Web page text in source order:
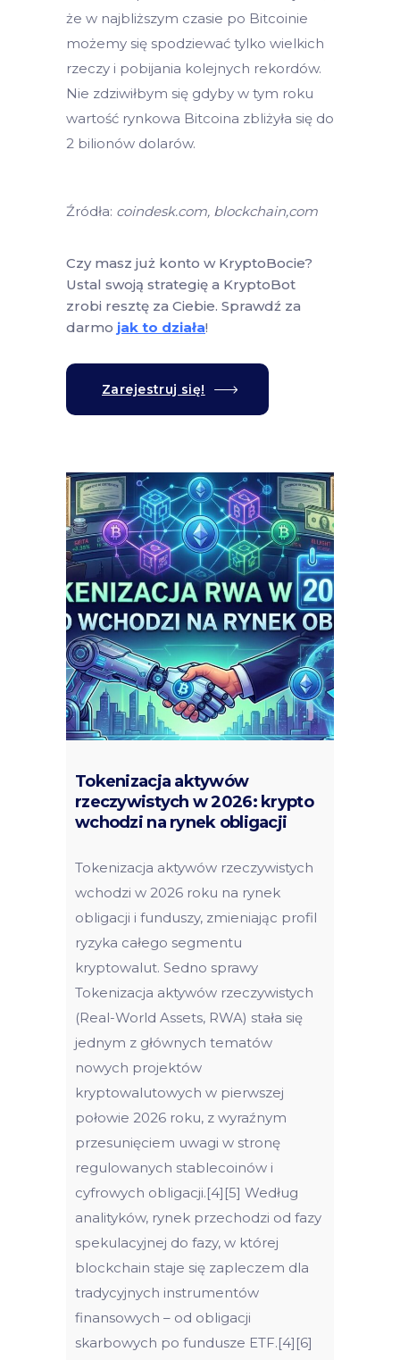
że w najbliższym czasie po Bitcoinie
możemy się spodziewać tylko wielkich
rzeczy i pobijania kolejnych rekordów.
Nie zdziwiłbym się gdyby w tym roku
wartość rynkowa Bitcoina zbliżyła się do
2 bilionów dolarów.
Źródła: coindesk.com, blockchain,com
Czy masz już konto w KryptoBocie?
Ustal swoją strategię a KryptoBot
zrobi resztę za Ciebie. Sprawdź za
darmo jak to działa!
Zarejestruj się!
Tokenizacja aktywów
rzeczywistych w 2026: krypto
wchodzi na rynek obligacji
Tokenizacja aktywów rzeczywistych
wchodzi w 2026 roku na rynek
obligacji i funduszy, zmieniając profil
ryzyka całego segmentu
kryptowalut. Sedno sprawy
Tokenizacja aktywów rzeczywistych
(Real-World Assets, RWA) stała się
jednym z głównych tematów
nowych projektów
kryptowalutowych w pierwszej
połowie 2026 roku, z wyraźnym
przesunięciem uwagi w stronę
regulowanych stablecoinów i
cyfrowych obligacji.[4][5] Według
analityków, rynek przechodzi od fazy
spekulacyjnej do fazy, w której
blockchain staje się zapleczem dla
tradycyjnych instrumentów
finansowych – od obligacji
skarbowych po fundusze ETF.[4][6]